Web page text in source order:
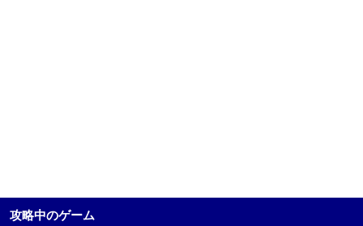
攻略中のゲーム